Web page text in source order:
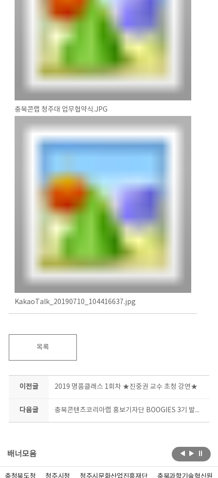
충북콘랩 청주대 업무협약식.JPG
KakaoTalk_20190710_104416637.jpg
목록
이전글 2019 명품클래스 1회차 ★진중권 교수 초청 강연★
다음글 충북콘텐츠코리아랩 홍보기자단 BOOGIES 3기 발대식
배너모음